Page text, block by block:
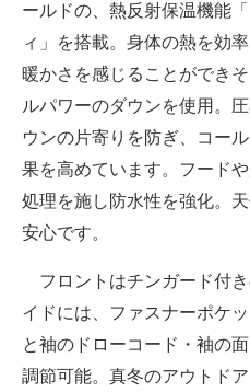
ールドの、熱反射保温機能
ィ」を搭載。身体の熱を効
暖かさを感じることができ
ルパワーのダウンを使用。
ウンの片寄りを防ぎ、コー
果を高めています。フード
処理を施し防水性を強化。
安心です。
フロントはチンガード付
イドには、ファスナーポケ
と袖のドローコード・袖の
調節可能。真冬のアウトド